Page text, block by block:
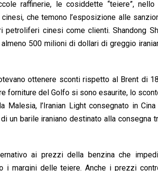
raffinerie, le cosiddette “teiere”,
che temono l’esposizione alle
petroliferi cinesi come clienti. Shandong
500 milioni di dollari di greggio
ottenere sconti rispetto al Brent di
forniture del Golfo si sono esaurite, lo
Malesia, l’Iranian Light consegnato in
un barile iraniano destinato alla consegna
ai prezzi della benzina che
i margini delle teiere. Anche i prezzi